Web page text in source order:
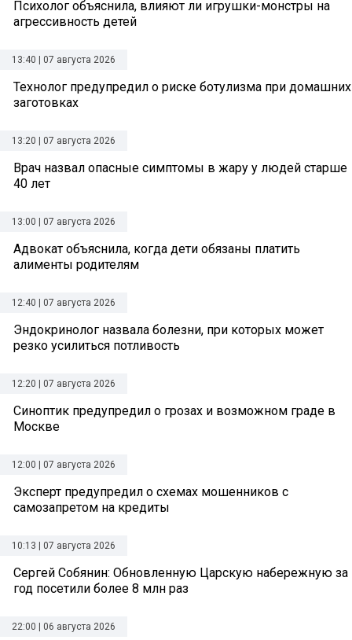
Психолог объяснила, влияют ли игрушки-монстры на
агрессивность детей
13:40 | 07 августа 2026
Технолог предупредил о риске ботулизма при домашних
заготовках
13:20 | 07 августа 2026
Врач назвал опасные симптомы в жару у людей старше
40 лет
13:00 | 07 августа 2026
Адвокат объяснила, когда дети обязаны платить
алименты родителям
12:40 | 07 августа 2026
Эндокринолог назвала болезни, при которых может
резко усилиться потливость
12:20 | 07 августа 2026
Синоптик предупредил о грозах и возможном граде в
Москве
12:00 | 07 августа 2026
Эксперт предупредил о схемах мошенников с
самозапретом на кредиты
10:13 | 07 августа 2026
Сергей Собянин: Обновленную Царскую набережную за
год посетили более 8 млн раз
22:00 | 06 августа 2026